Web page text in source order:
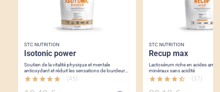
isotonic power
STC NUTRITION
Soutien de la vitalité physique et mentale
antioxydant et réduit les sensations de lourdeurs
dans les jambes
star star star star star (45)
recup max
STC NUTRITION
Lactosérum riche en acides aminés 8
minéraux sans acidité
star star star star star_half (37)